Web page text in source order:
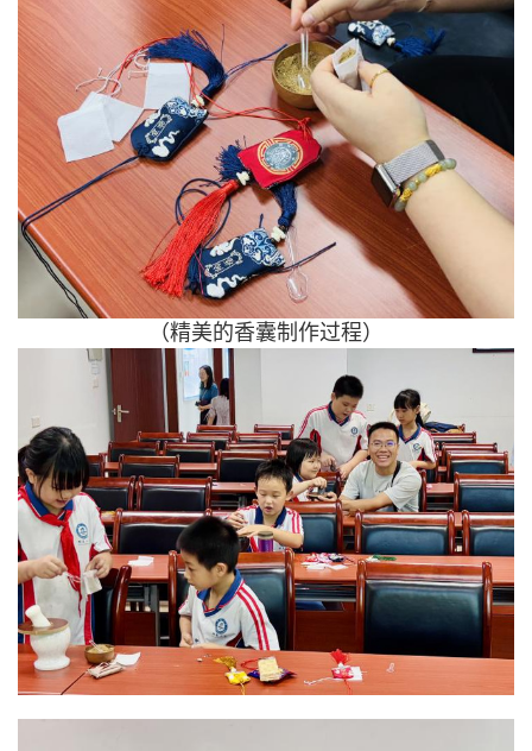
（精美的香囊制作过程）